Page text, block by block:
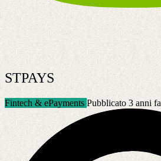
STPAYS
Fintech & ePayments Pubblicato 3 anni fa